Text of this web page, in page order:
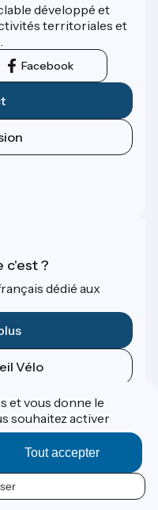
développé et
territoriales et
Facebook
c'est ?
dédié aux
Vélo
France
et vous donne le
souhaitez activer
Tout accepter